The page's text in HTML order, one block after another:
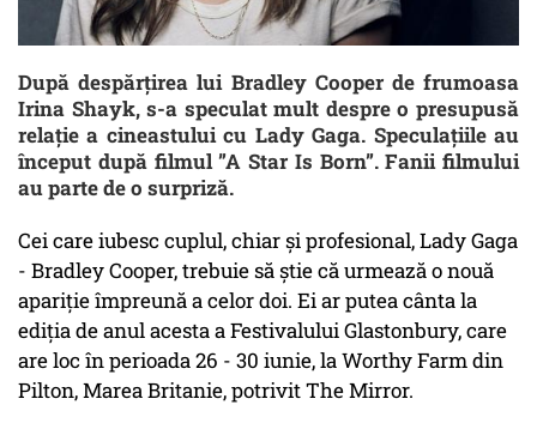
După despărțirea lui Bradley Cooper de frumoasa
Irina Shayk, s-a speculat mult despre o presupusă
relație a cineastului cu Lady Gaga. Speculațiile au
început după filmul ”A Star Is Born”. Fanii filmului
au parte de o surpriză.
Cei care iubesc cuplul, chiar și profesional, Lady Gaga
- Bradley Cooper, trebuie să știe că urmează o nouă
apariție împreună a celor doi. Ei ar putea cânta la
ediția de anul acesta a Festivalului Glastonbury, care
are loc în perioada 26 - 30 iunie, la Worthy Farm din
Pilton, Marea Britanie, potrivit The Mirror.